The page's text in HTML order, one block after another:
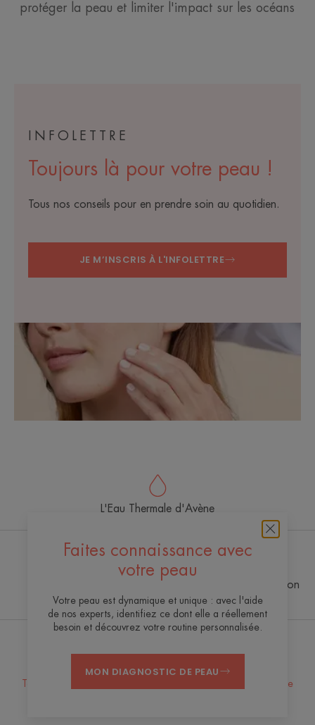
protéger la peau et limiter l'impact sur les océans
INFOLETTRE
Toujours là pour votre peau !
Tous nos conseils pour en prendre soin au quotidien.
JE M’INSCRIS À L'INFOLETTRE
Faites connaissance avec
votre peau
Votre peau est dynamique et unique : avec l'aide
de nos experts, identifiez ce dont elle a réellement
besoin et découvrez votre routine personnalisée.
MON DIAGNOSTIC DE PEAU
L'Eau Thermale d'Avène
d’Avène
À la pointe de l'innovation
Toujours là pour votre peau ! Tous nos conseils pour en prendre